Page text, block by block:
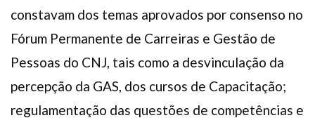
constavam dos temas aprovados por consenso no
Fórum Permanente de Carreiras e Gestão de
Pessoas do CNJ, tais como a desvinculação da
percepção da GAS, dos cursos de Capacitação;
regulamentação das questões de competências e